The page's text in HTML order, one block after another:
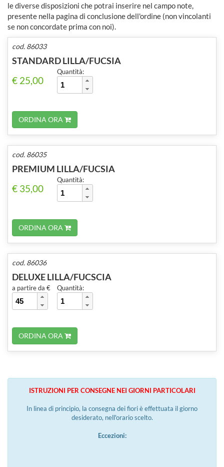
le diverse disposizioni che potrai inserire nel campo note,
presente nella pagina di conclusione dell'ordine (non vincolanti
se non concordate prima con noi).
cod. 86033
STANDARD LILLA/FUCSIA
€ 25,00
Quantità:
ORDINA ORA
cod. 86035
PREMIUM LILLA/FUCSIA
€ 35,00
Quantità:
ORDINA ORA
cod. 86036
DELUXE LILLA/FUCSCIA
a partire da € Quantità:
ORDINA ORA
ISTRUZIONI PER CONSEGNE NEI GIORNI PARTICOLARI
In linea di principio, la consegna dei fiori è effettuata il giorno
desiderato, nell'orario scelto.
Eccezioni: